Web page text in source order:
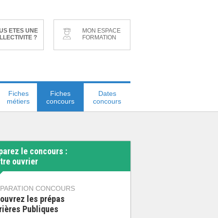
ETES UNE
?
MON ESPACE
FORMATION
Fiches
métiers
Fiches
concours
Dates
concours
le concours :
ouvrier
CONCOURS
les prépas
Publiques